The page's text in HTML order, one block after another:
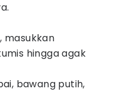
masukkan
hingga agak
bawang putih,